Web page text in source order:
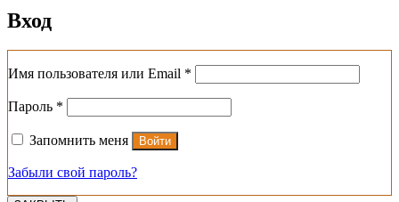
Вход
Имя пользователя или Email *
Пароль *
Запомнить меня Войти
Забыли свой пароль?